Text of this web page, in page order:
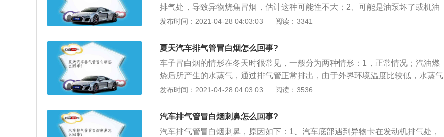
排气处，导致异物烧焦冒烟，估计这种可能性不大；2、可能是油泵坏了或机油
少了，导致发动机烧坏，但仪表上应该有红灯显示的；3、或者你的发动机在水
际上是水蒸气），但由于缺水量不大，而且发动机还很热，你的备用水箱里的水
还是不缺的。
发布时间：2021-04-28 04:03:03 阅读：3341
夏天汽车排气管冒白烟怎么回事?
车子冒白烟的情形在冬天时很常见，一般分为两种情形：1，正常情况；汽油燃
烧后所产生的水蒸气，通过排气管正常排出，由于外界环境温度比较低，水蒸气
便会凝结汇聚成小水滴，变化成肉眼能够看到的水蒸气；2、汽车排气管冒白烟
渍，导致进气不足；3、也有可能是因为化油器出现了故障的问题，或者是排气
管内的氧传感器出现了污染的情况，导致电脑无法给配气提供正确的信息。
发布时间：2021-04-28 04:03:03 阅读：3536
汽车排气管冒白烟刺鼻怎么回事?
汽车排气管冒白烟刺鼻，原因如下：1、汽车底部遇到异物卡在发动机排气处，